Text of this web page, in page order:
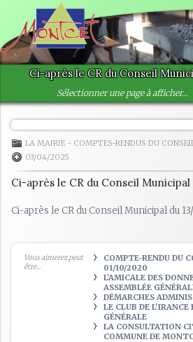
Ci-après le CR du Conseil
LA MAIRIE - COMPTES-RENDUS DU
03/04/2025
Ci-après le CR du Conseil
Ci-après le CR du Conseil Municipal du
Vous aimerez peut
être...
COMPTE-RENDU DU
01/10/2020
L'AMICALE DES
ASSEMBLÉE
DÉMARCHES
LE CLUB DE L'IRANCE
GÉNÉRALE
LA CONSULTATION
COMMUNE DE